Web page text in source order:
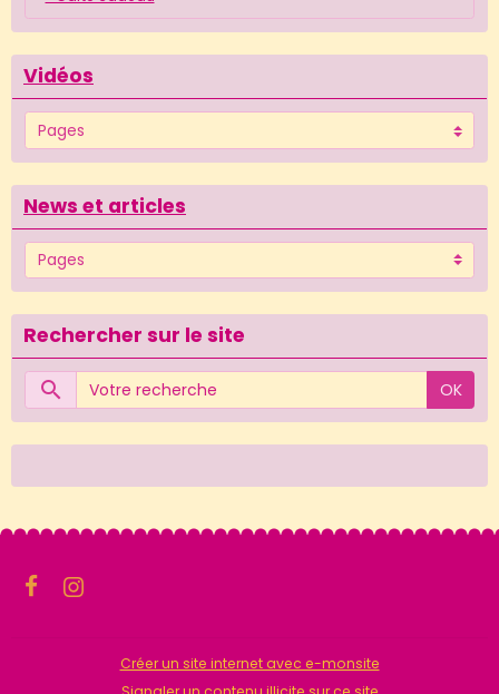
Vidéos
News et articles
Rechercher sur le site
OK
Créer un site internet avec e-monsite